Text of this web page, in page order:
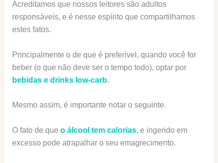
Acreditamos que nossos leitores são adultos
responsáveis, e é nesse espírito que compartilhamos
estes fatos.
Principalmente o de que é preferível, quando você for
beber (o que não deve ser o tempo todo), optar por
bebidas e drinks low-carb.
Mesmo assim, é importante notar o seguinte.
O fato de que o álcool tem calorias, e ingerido em
excesso pode atrapalhar o seu emagrecimento.